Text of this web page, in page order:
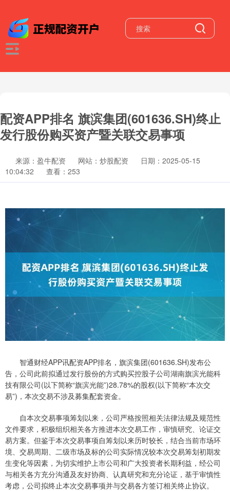
配资APP排名 旗滨集团(601636.SH)终止
发行股份购买资产暨关联交易事项
来源：盈牛配资 网站：炒股配资
日期：2025-05-15
10:04:32
查看：253
智通财经APP讯配资APP排名，旗滨集团(601636.SH)发布公
告，公司此前拟通过发行股份的方式购买控股子公司湖南旗滨光能科
技有限公司(以下简称“旗滨光能”)28.78%的股权(以下简称“本次交
易”)，本次交易不涉及募集配套资金。
自本次交易事项筹划以来，公司严格按照相关法律法规及规范性
文件要求，积极组织相关各方推进本次交易工作，审慎研究、论证交
易方案。但鉴于本次交易事项自筹划以来历时较长，结合当前市场环
境、交易周期、二级市场及标的公司实际情况较本次交易筹划初期发
生变化等因素，为切实维护上市公司和广大投资者长期利益，经公司
与相关各方充分沟通及友好协商、认真研究和充分论证，基于审慎性
考虑，公司拟终止本次交易事项并与交易各方签订相关终止协议。